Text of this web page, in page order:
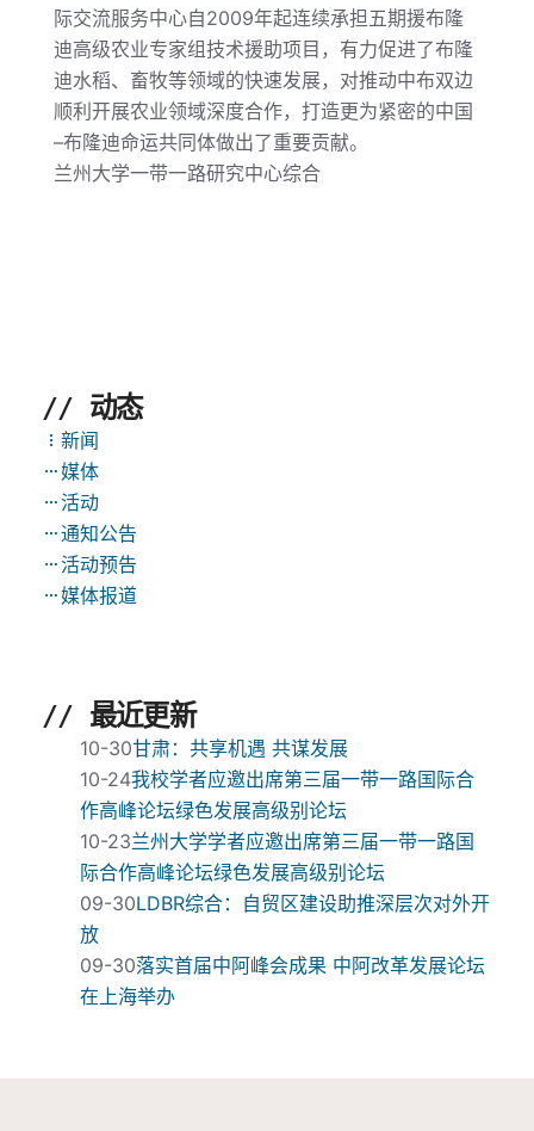
际交流服务中心自2009年起连续承担五期援布隆
迪高级农业专家组技术援助项目，有力促进了布隆
迪水稻、畜牧等领域的快速发展，对推动中布双边
顺利开展农业领域深度合作，打造更为紧密的中国
–布隆迪命运共同体做出了重要贡献。
兰州大学一带一路研究中心综合
// 动态
新闻
媒体
活动
通知公告
活动预告
媒体报道
// 最近更新
10-30甘肃：共享机遇 共谋发展
10-24我校学者应邀出席第三届一带一路国际合
作高峰论坛绿色发展高级别论坛
10-23兰州大学学者应邀出席第三届一带一路国
际合作高峰论坛绿色发展高级别论坛
09-30LDBR综合：自贸区建设助推深层次对外开
放
09-30落实首届中阿峰会成果 中阿改革发展论坛
在上海举办